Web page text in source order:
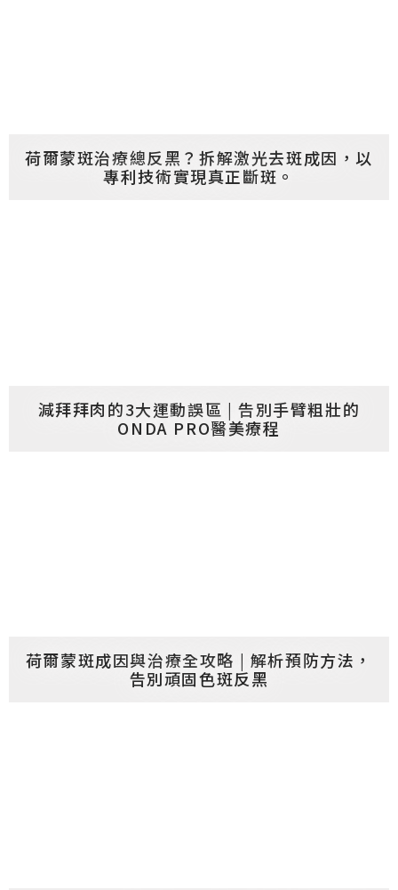
荷爾蒙斑治療總反黑？拆解激光去斑成因，以
專利技術實現真正斷斑。
減拜拜肉的3大運動誤區 | 告別手臂粗壯的
ONDA PRO醫美療程
荷爾蒙斑成因與治療全攻略 | 解析預防方法，
告別頑固色斑反黑